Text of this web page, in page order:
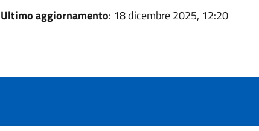
Ultimo aggiornamento: 18 dicembre 2025, 12:20